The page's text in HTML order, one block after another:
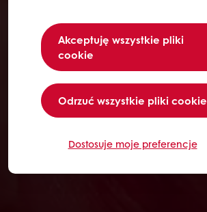
Akceptuję wszystkie pliki
cookie
Odrzuć wszystkie pliki cookie
Dostosuje moje preferencje